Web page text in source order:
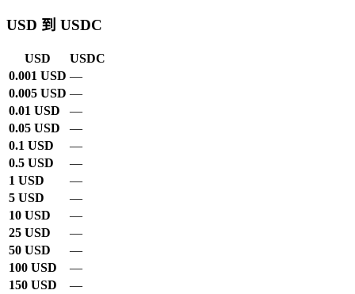
USD 到 USDC
USD
USDC
0.001 USD —
0.005 USD —
0.01 USD
—
0.05 USD
—
0.1 USD
—
0.5 USD
—
1 USD
—
5 USD
—
10 USD
—
25 USD
—
50 USD
—
100 USD
—
150 USD
—